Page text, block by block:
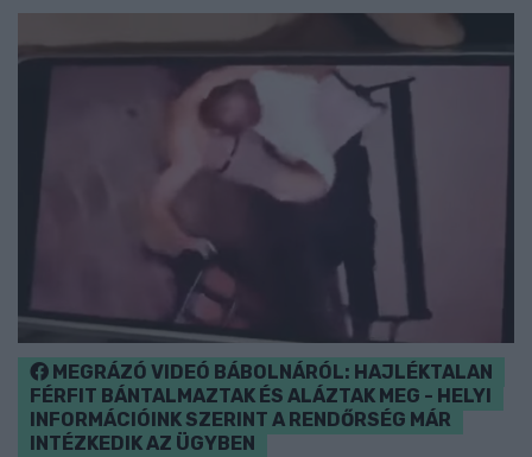
MEGRÁZÓ VIDEÓ BÁBOLNÁRÓL: HAJLÉKTALAN
FÉRFIT BÁNTALMAZTAK ÉS ALÁZTAK MEG - HELYI
INFORMÁCIÓINK SZERINT A RENDŐRSÉG MÁR
INTÉZKEDIK AZ ÜGYBEN